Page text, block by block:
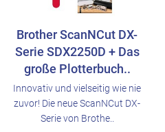
Brother ScanNCut DX-
Serie SDX2250D + Das
große Plotterbuch..
Innovativ und vielseitig wie nie
zuvor! Die neue ScanNCut DX-
Serie von Brothe..